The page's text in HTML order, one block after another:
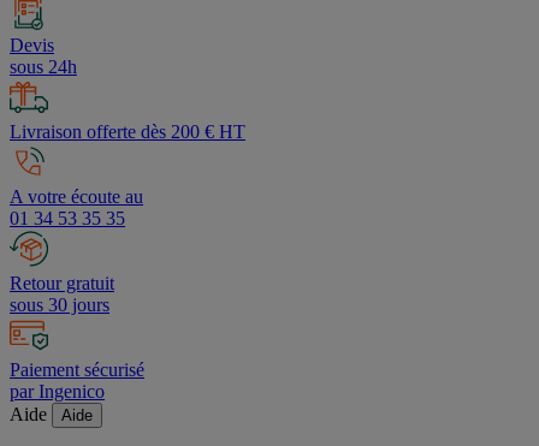
Devis
sous 24h
Livraison offerte dès 200 € HT
A votre écoute au
01 34 53 35 35
Retour gratuit
sous 30 jours
Paiement sécurisé
par Ingenico
Aide
Aide